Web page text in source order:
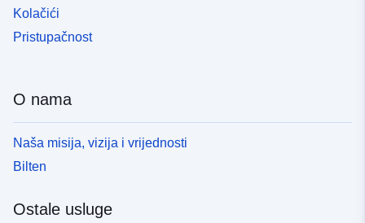
Kolačići
Pristupačnost
O nama
Naša misija, vizija i vrijednosti
Bilten
Ostale usluge